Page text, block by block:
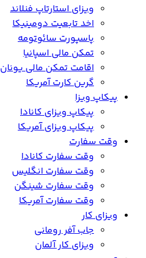
ویزای استارتاپ فنلاند
اخد تابعیت دومینیکا
پاسپورت سائوتومه
تمکن مالی اسپانیا
اقامت تمکن مالی یونان
گرین کارت آمریکا
پیکاپ ویزا
پیکاپ ویزای کانادا
پیکاپ ویزای آمریکا
وقت سفارت
وقت سفارت کانادا
وقت سفارت انگلیس
وقت سفارت شینگن
وقت سفارت آمریکا
ویزای کار
جاب آفر رومانی
ویزای کار آلمان